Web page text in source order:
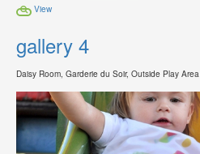
View
gallery 4
Daisy Room, Garderie du Soir, Outside Play Area